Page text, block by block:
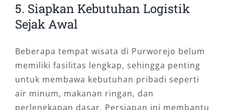
5. Siapkan Kebutuhan Logistik
Sejak Awal
Beberapa tempat wisata di Purworejo belum
memiliki fasilitas lengkap, sehingga penting
untuk membawa kebutuhan pribadi seperti
air minum, makanan ringan, dan
perlengkapan dasar. Persiapan ini membantu